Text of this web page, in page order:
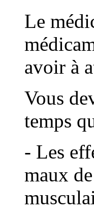
Le
avoir à
Vous
temps
- Les
maux